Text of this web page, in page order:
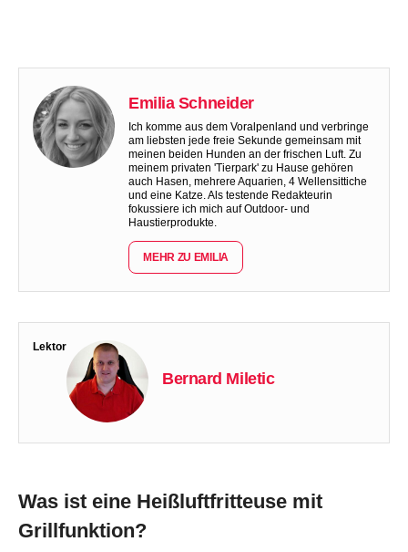
Emilia Schneider
Ich komme aus dem Voralpenland und verbringe
am liebsten jede freie Sekunde gemeinsam mit
meinen beiden Hunden an der frischen Luft. Zu
meinem privaten 'Tierpark' zu Hause gehören
auch Hasen, mehrere Aquarien, 4 Wellensittiche
und eine Katze. Als testende Redakteurin
fokussiere ich mich auf Outdoor- und
Haustierprodukte.
MEHR ZU EMILIA
Lektor
Bernard Miletic
Was ist eine Heißluftfritteuse mit
Grillfunktion?